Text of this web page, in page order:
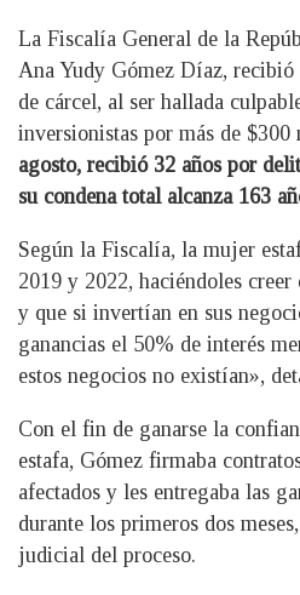
La Fiscalía General de la
Ana Yudy Gómez Díaz, recibió
de cárcel, al ser hallada
inversionistas por más de $300
agosto, recibió 32 años por
su condena total alcanza 163
Según la Fiscalía, la mujer
2019 y 2022, haciéndoles
y que si invertían en sus
ganancias el 50% de interés
estos negocios no existían»,
Con el fin de ganarse la
estafa, Gómez firmaba
afectados y les entregaba las
durante los primeros dos
judicial del proceso.